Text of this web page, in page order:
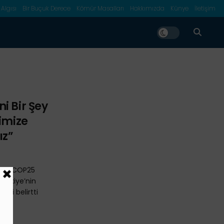
Bir Buçuk Derece Kömür Masalları Hakkımızda Künye İletişim
Bir Şey
COP25
belirtti